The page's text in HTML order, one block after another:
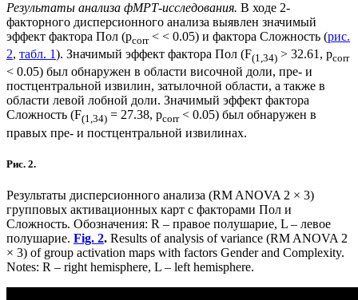
Результаты анализа фМРТ-исследования. В ходе 2-
факторного дисперсионного анализа выявлен значимый
эффект фактора Пол (pcorr< < 0.05) и фактора Сложность (рис.
2, табл. 1). Значимый эффект фактора Пол (F(1,34) > 32.61, pcorr
< 0.05) был обнаружен в области височной доли, пре- и
постцентральной извилин, затылочной области, а также в
области левой лобной доли. Значимый эффект фактора
Сложность (F(1,34) = 27.38, pcorr< 0.05) был обнаружен в
правых пре- и постцентральной извилинах.
Рис. 2.
Результаты дисперсионного анализа (RM ANOVA 2 × 3)
групповых активационных карт с факторами Пол и
Сложность. Обозначения: R – правое полушарие, L – левое
полушарие. Fig. 2. Results of analysis of variance (RM ANOVA 2
× 3) of group activation maps with factors Gender and Complexity.
Notes: R – right hemisphere, L – left hemisphere.